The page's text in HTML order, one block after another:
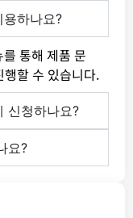
하나요?
통해 제품 문
할 수 있습니다.
신청하나요?
요?